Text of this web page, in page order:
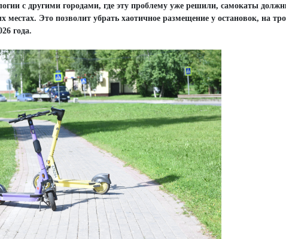
с другими городами, где эту проблему уже решили, самокаты
местах. Это позволит убрать хаотичное размещение у остановок, на
года.